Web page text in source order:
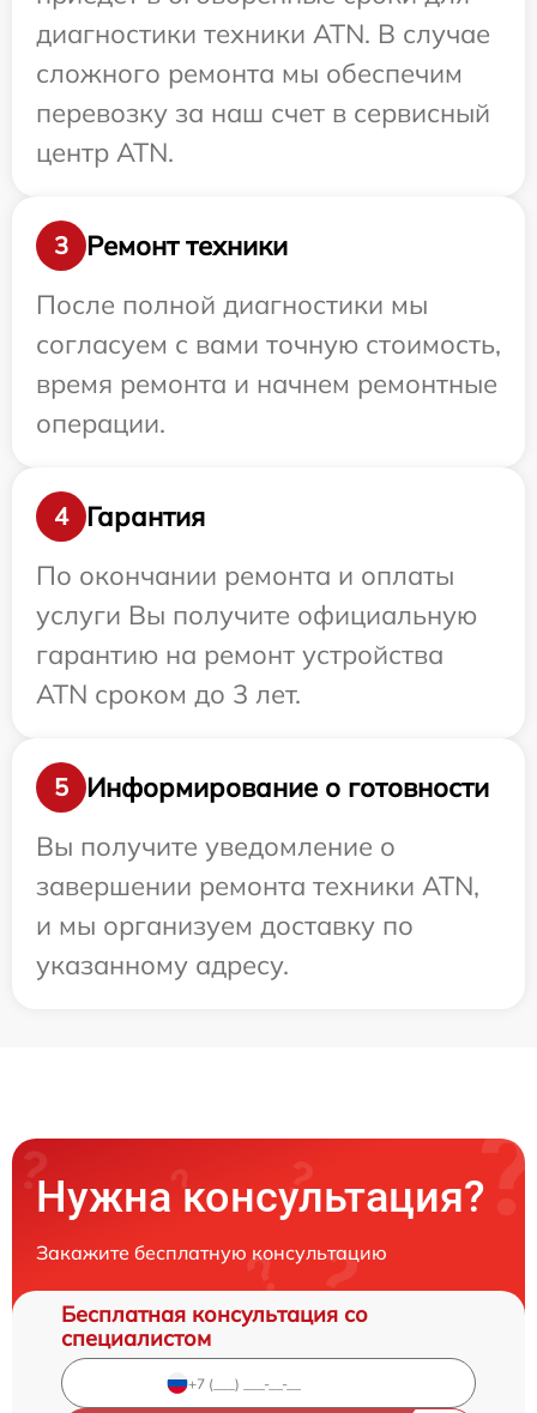
диагностики техники ATN. В случае
сложного ремонта мы обеспечим
перевозку за наш счет в сервисный
центр ATN.
3
Ремонт техники
После полной диагностики мы
согласуем с вами точную стоимость,
время ремонта и начнем ремонтные
операции.
4
Гарантия
По окончании ремонта и оплаты
услуги Вы получите официальную
гарантию на ремонт устройства
ATN сроком до 3 лет.
5
Информирование о готовности
Вы получите уведомление о
завершении ремонта техники ATN,
и мы организуем доставку по
указанному адресу.
Нужна консультация?
Закажите бесплатную консультацию
Бесплатная консультация со
специалистом